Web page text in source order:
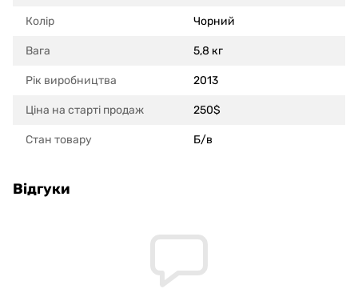
Колір Чорний
Вага 5,8 кг
Рік виробництва 2013
Ціна на старті продаж 250$
Стан товару Б/в
Відгуки